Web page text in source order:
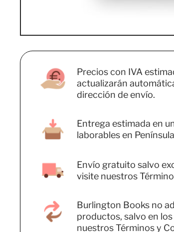
Precios con IVA
actualizarán
dirección de envío.
Entrega estimada en
laborables en
Envío gratuito salvo
visite nuestros
Burlington Books no
productos, salvo en
nuestros Términos y